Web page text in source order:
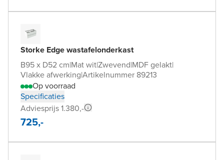
Storke Edge wastafelonderkast
B95 x D52 cm|Mat wit|Zwevend|MDF gelakt|
Vlakke afwerking|Artikelnummer 89213
Op voorraad
Specificaties
Adviesprijs 1.380,-
725,-